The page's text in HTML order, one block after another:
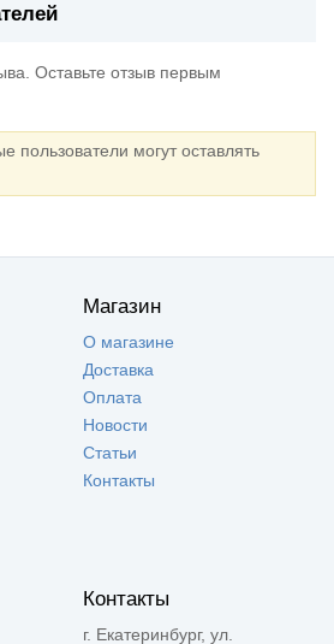
Оставьте отзыв первым
пользователи могут оставлять
Магазин
О магазине
Доставка
Оплата
Новости
Статьи
Контакты
Контакты
г. Екатеринбург, ул.